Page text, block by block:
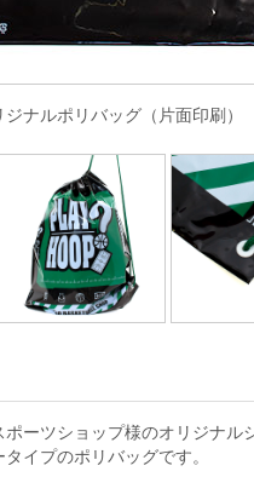
ナルポリバッグ（片面印刷）
ーツショップ様のオリジナル
イプのポリバッグです。